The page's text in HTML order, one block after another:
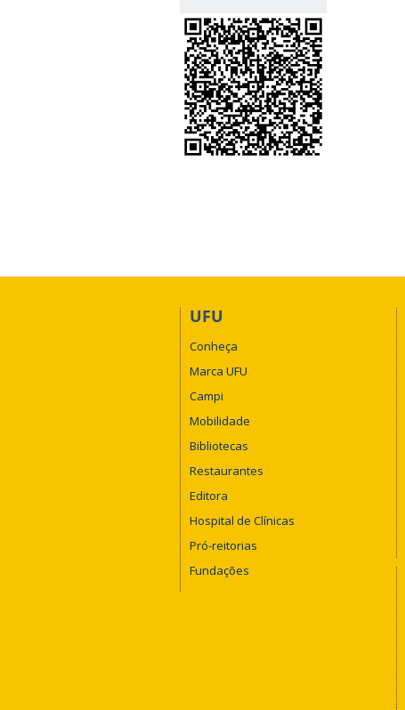
UFU
Conheça
Marca UFU
Campi
Mobilidade
Bibliotecas
Restaurantes
Editora
Hospital de Clínicas
Pró-reitorias
Fundações